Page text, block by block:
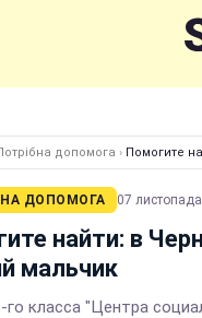
допомога › Помогите
ДОПОМОГА 07
найти: в
мальчик
го класса "Центра